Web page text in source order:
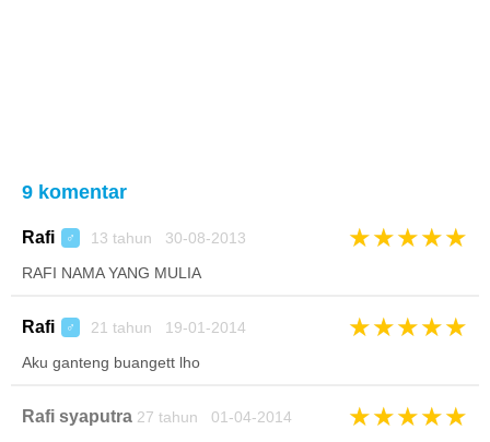
9 komentar
Rafi ♂ 13 tahun 30-08-2013 ★★★★★
RAFI NAMA YANG MULIA
Rafi ♂ 21 tahun 19-01-2014 ★★★★★
Aku ganteng buangett lho
Rafi syaputra 27 tahun 01-04-2014 ★★★★★